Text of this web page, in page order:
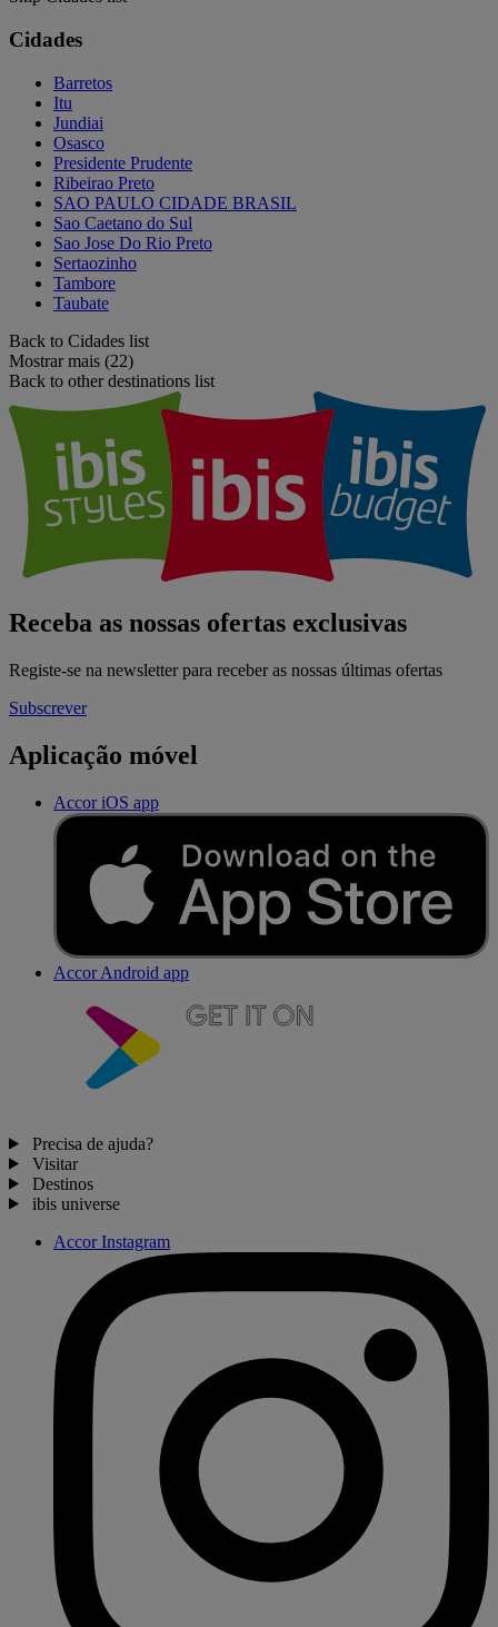
Cidades
Barretos
Itu
Jundiai
Osasco
Presidente Prudente
Ribeirao Preto
SAO PAULO CIDADE BRASIL
Sao Caetano do Sul
Sao Jose Do Rio Preto
Sertaozinho
Tambore
Taubate
Back to Cidades list
Mostrar mais (22)
Back to other destinations list
Receba as nossas ofertas exclusivas
Registe-se na newsletter para receber as nossas últimas ofertas
Subscrever
Aplicação móvel
Accor iOS app
Accor Android app
Precisa de ajuda?
Visitar
Destinos
ibis universe
Accor Instagram